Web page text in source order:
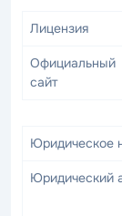
Лицензия
Официальный
сайт
Юридическое
Юридический